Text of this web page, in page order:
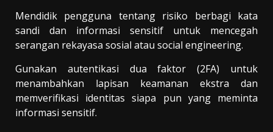
Mendidik pengguna tentang risiko berbagi kata
sandi dan informasi sensitif untuk mencegah
serangan rekayasa sosial atau social engineering.
Gunakan autentikasi dua faktor (2FA) untuk
menambahkan lapisan keamanan ekstra dan
memverifikasi identitas siapa pun yang meminta
informasi sensitif.